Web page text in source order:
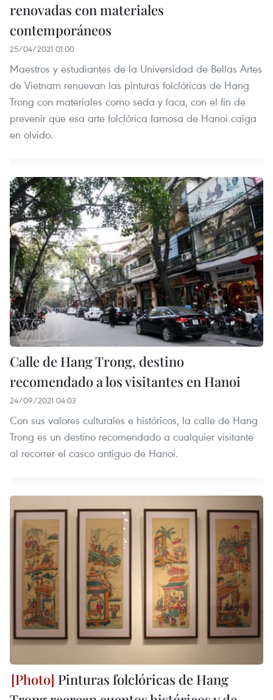
renovadas con materiales
contemporáneos
25/04/2021 01:00
Maestros y estudiantes de la Universidad de Bellas Artes
de Vietnam renuevan las pinturas folclóricas de Hang
Trong con materiales como seda y laca, con el fin de
prevenir que esa arte folclórica famosa de Hanoi caiga
en olvido.
Calle de Hang Trong, destino
recomendado a los visitantes en Hanoi
24/09/2021 04:03
Con sus valores culturales e históricos, la calle de Hang
Trong es un destino recomendado a cualquier visitante
al recorrer el casco antiguo de Hanoi.
Pinturas folclóricas de Hang